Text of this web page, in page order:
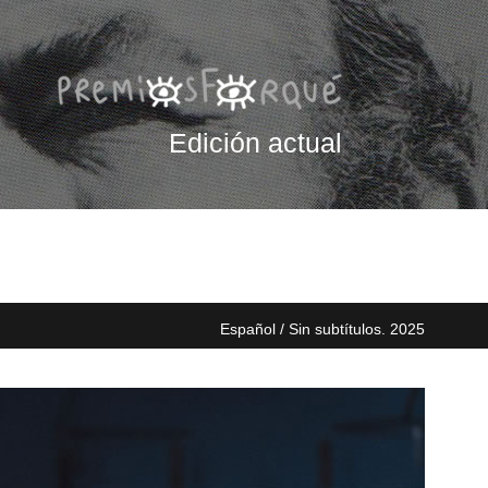
Edición actual
Español / Sin subtítulos. 2025